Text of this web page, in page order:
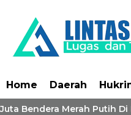
Home Daerah
Bendera Merah Putih Di